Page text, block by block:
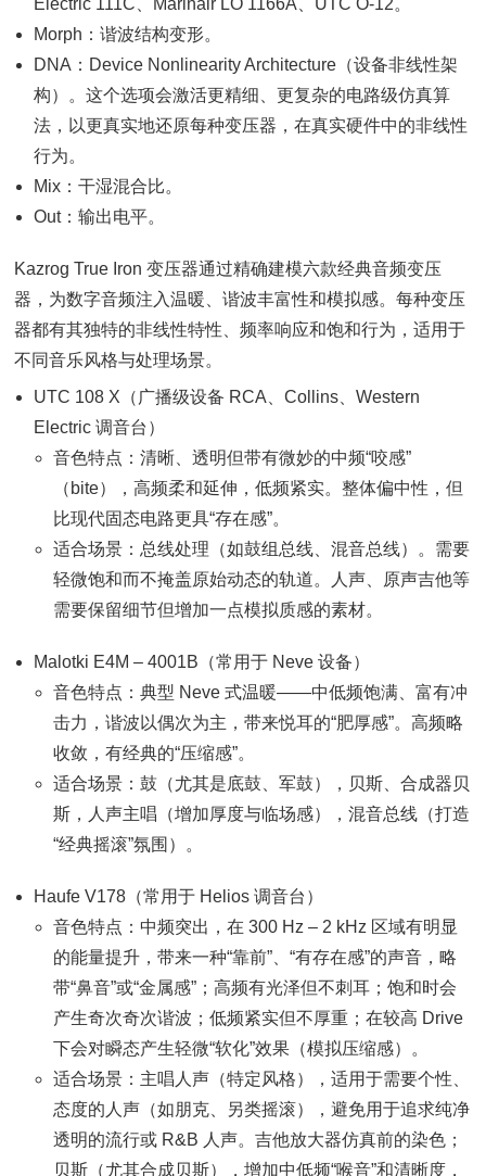
Electric 111C、Marinair LO 1166A、UTC O-12。
Morph：谐波结构变形。
DNA：Device Nonlinearity Architecture（设备非线性架
构）。这个选项会激活更精细、更复杂的电路级仿真算
法，以更真实地还原每种变压器，在真实硬件中的非线性
行为。
Mix：干湿混合比。
Out：输出电平。
Kazrog True Iron 变压器通过精确建模六款经典音频变压
器，为数字音频注入温暖、谐波丰富性和模拟感。每种变压
器都有其独特的非线性特性、频率响应和饱和行为，适用于
不同音乐风格与处理场景。
UTC 108 X（广播级设备 RCA、Collins、Western
Electric 调音台）
音色特点：清晰、透明但带有微妙的中频“咬感”
（bite），高频柔和延伸，低频紧实。整体偏中性，但
比现代固态电路更具“存在感”。
适合场景：总线处理（如鼓组总线、混音总线）。需要
轻微饱和而不掩盖原始动态的轨道。人声、原声吉他等
需要保留细节但增加一点模拟质感的素材。
Malotki E4M – 4001B（常用于 Neve 设备）
音色特点：典型 Neve 式温暖——中低频饱满、富有冲
击力，谐波以偶次为主，带来悦耳的“肥厚感”。高频略
收敛，有经典的“压缩感”。
适合场景：鼓（尤其是底鼓、军鼓），贝斯、合成器贝
斯，人声主唱（增加厚度与临场感），混音总线（打造
“经典摇滚”氛围）。
Haufe V178（常用于 Helios 调音台）
音色特点：中频突出，在 300 Hz – 2 kHz 区域有明显
的能量提升，带来一种“靠前”、“有存在感”的声音，略
带“鼻音”或“金属感”；高频有光泽但不刺耳；饱和时会
产生奇次奇次谐波；低频紧实但不厚重；在较高 Drive
下会对瞬态产生轻微“软化”效果（模拟压缩感）。
适合场景：主唱人声（特定风格），适用于需要个性、
态度的人声（如朋克、另类摇滚），避免用于追求纯净
透明的流行或 R&B 人声。吉他放大器仿真前的染色；
贝斯（尤其合成贝斯），增加中低频“喉音”和清晰度，